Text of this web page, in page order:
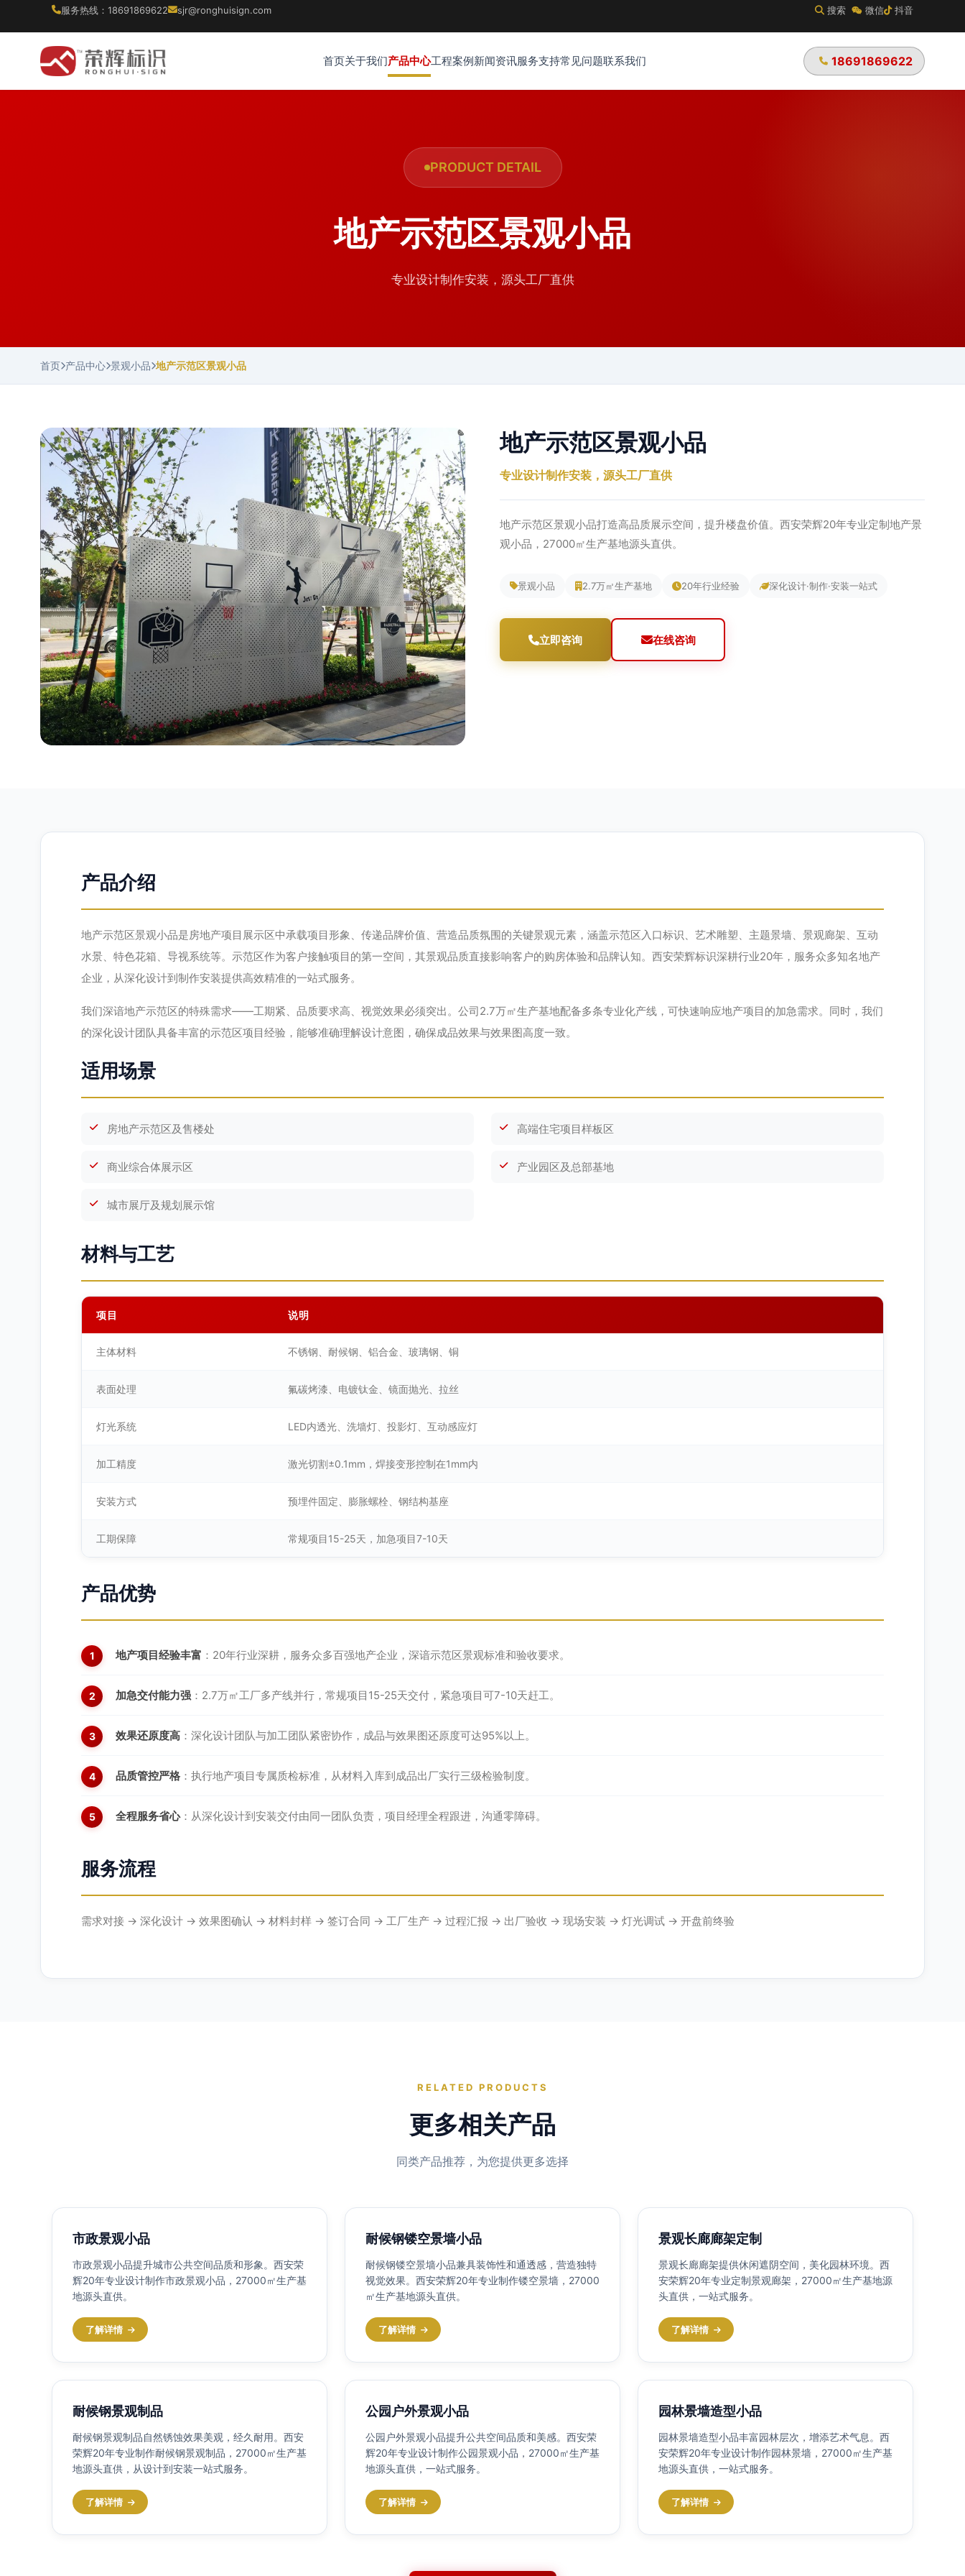
服务热线：18691869622 sjr@ronghuisign.com 搜索 微信 抖音
首页关于我们产品中心工程案例新闻资讯服务支持常见问题联系我们 18691869622
PRODUCT DETAIL
地产示范区景观小品
专业设计制作安装，源头工厂直供
首页 产品中心 景观小品 地产示范区景观小品
地产示范区景观小品
专业设计制作安装，源头工厂直供
地产示范区景观小品打造高品质展示空间，提升楼盘价值。西安荣辉20年专业定制地产景
观小品，27000㎡生产基地源头直供。
景观小品 2.7万㎡生产基地 20年行业经验 深化设计·制作·安装一站式
立即咨询 在线咨询
产品介绍
地产示范区景观小品是房地产项目展示区中承载项目形象、传递品牌价值、营造品质氛围的关键景观元素，涵盖示范区入口标识、艺术雕塑、主题景墙、景观廊架、互动
水景、特色花箱、导视系统等。示范区作为客户接触项目的第一空间，其景观品质直接影响客户的购房体验和品牌认知。西安荣辉标识深耕行业20年，服务众多知名地产
企业，从深化设计到制作安装提供高效精准的一站式服务。
我们深谙地产示范区的特殊需求——工期紧、品质要求高、视觉效果必须突出。公司2.7万㎡生产基地配备多条专业化产线，可快速响应地产项目的加急需求。同时，我们
的深化设计团队具备丰富的示范区项目经验，能够准确理解设计意图，确保成品效果与效果图高度一致。
适用场景
房地产示范区及售楼处 高端住宅项目样板区
商业综合体展示区 产业园区及总部基地
城市展厅及规划展示馆
材料与工艺
项目 说明
主体材料 不锈钢、耐候钢、铝合金、玻璃钢、铜
表面处理 氟碳烤漆、电镀钛金、镜面抛光、拉丝
灯光系统 LED内透光、洗墙灯、投影灯、互动感应灯
加工精度 激光切割±0.1mm，焊接变形控制在1mm内
安装方式 预埋件固定、膨胀螺栓、钢结构基座
工期保障 常规项目15-25天，加急项目7-10天
产品优势
地产项目经验丰富 ：20年行业深耕，服务众多百强地产企业，深谙示范区景观标准和验收要求。
加急交付能力强 ：2.7万㎡工厂多产线并行，常规项目15-25天交付，紧急项目可7-10天赶工。
效果还原度高 ：深化设计团队与加工团队紧密协作，成品与效果图还原度可达95%以上。
品质管控严格 ：执行地产项目专属质检标准，从材料入库到成品出厂实行三级检验制度。
全程服务省心：从深化设计到安装交付由同一团队负责，项目经理全程跟进，沟通零障碍。
服务流程
需求对接 → 深化设计 → 效果图确认 → 材料封样 → 签订合同 → 工厂生产 → 过程汇报 → 出厂验收 → 现场安装 → 灯光调试 → 开盘前终验
RELATED PRODUCTS
更多相关产品
同类产品推荐，为您提供更多选择
市政景观小品
市政景观小品提升城市公共空间品质和形象。西安荣
辉20年专业设计制作市政景观小品，27000㎡生产基
地源头直供。
了解详情
耐候钢镂空景墙小品
耐候钢镂空景墙小品兼具装饰性和通透感，营造独特
视觉效果。西安荣辉20年专业制作镂空景墙，27000
㎡生产基地源头直供。
了解详情
景观长廊廊架定制
景观长廊廊架提供休闲遮阴空间，美化园林环境。西
安荣辉20年专业定制景观廊架，27000㎡生产基地源
头直供，一站式服务。
了解详情
耐候钢景观制品
耐候钢景观制品自然锈蚀效果美观，经久耐用。西安
荣辉20年专业制作耐候钢景观制品，27000㎡生产基
地源头直供，从设计到安装一站式服务。
了解详情
公园户外景观小品
公园户外景观小品提升公共空间品质和美感。西安荣
辉20年专业设计制作公园景观小品，27000㎡生产基
地源头直供，一站式服务。
了解详情
园林景墙造型小品
园林景墙造型小品丰富园林层次，增添艺术气息。西
安荣辉20年专业设计制作园林景墙，27000㎡生产基
地源头直供，一站式服务。
了解详情